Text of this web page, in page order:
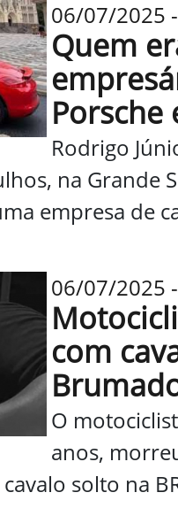
06/07/2025
Quem
Porsche
Rodrigo
na Grande
empresa de
06/07/2025
com
O
anos,
solto na